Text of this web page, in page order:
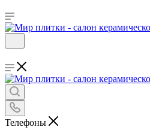
Телефоны